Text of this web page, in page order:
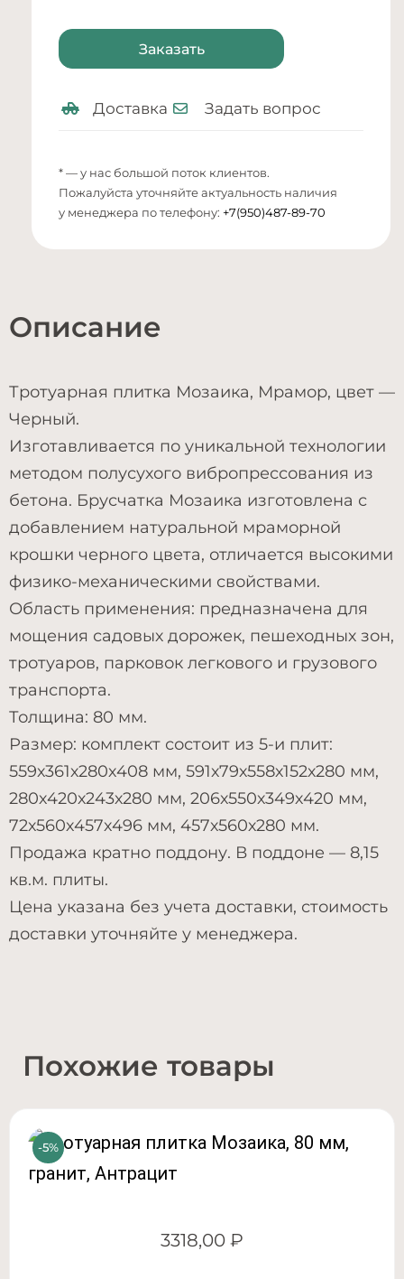
Заказать
Доставка Задать вопрос
* — у нас большой поток клиентов.
Пожалуйста уточняйте актуальность наличия
у менеджера по телефону: +7(950)487-89-70
Описание
Тротуарная плитка Мозаика, Мрамор, цвет —
Черный.
Изготавливается по уникальной технологии
методом полусухого вибропрессования из
бетона. Брусчатка Мозаика изготовлена с
добавлением натуральной мраморной
крошки черного цвета, отличается высокими
физико-механическими свойствами.
Область применения: предназначена для
мощения садовых дорожек, пешеходных зон,
тротуаров, парковок легкового и грузового
транспорта.
Толщина: 80 мм.
Размер: комплект состоит из 5-и плит:
559х361х280х408 мм, 591х79х558х152х280 мм,
280х420х243х280 мм, 206х550х349х420 мм,
72х560х457х496 мм, 457х560х280 мм.
Продажа кратно поддону. В поддоне — 8,15
кв.м. плиты.
Цена указана без учета доставки, стоимость
доставки уточняйте у менеджера.
Похожие товары
3318,00 ₽